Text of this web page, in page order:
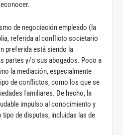
de negociación empleado (la
referida al conflicto societario
preferida está siendo la
partes y/o sus abogados. Poco a
la mediación, especialmente
de conflictos, como los que se
familiares. De hecho, la
impulso al conocimiento y
de disputas, incluidas las de